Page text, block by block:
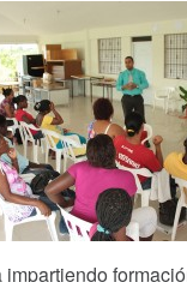
impartiendo